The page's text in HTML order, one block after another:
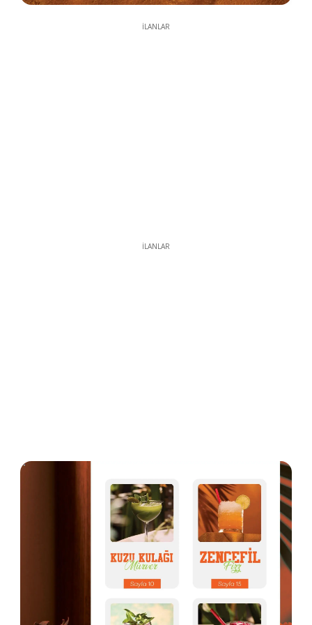
İLANLAR
İLANLAR